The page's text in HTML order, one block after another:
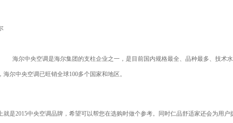
海尔中央空调是海尔集团的支柱企业之一，是目前国内规格最全、品种最多、技术
海尔中央空调已旺销全球100多个国家和地区。
就是2015中央空调品牌，希望可以帮您在选购时做个参考。同时仁品舒适家还会为用